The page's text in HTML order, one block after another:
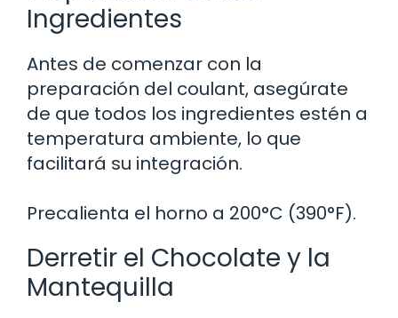
Ingredientes
Antes de comenzar con la
preparación del coulant, asegúrate
de que todos los ingredientes estén a
temperatura ambiente, lo que
facilitará su integración.
Precalienta el horno a 200°C (390°F).
Derretir el Chocolate y la
Mantequilla